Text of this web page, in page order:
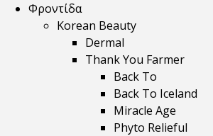
Φροντίδα
Korean Beauty
Dermal
Thank You Farmer
Back To
Back To Iceland
Miracle Age
Phyto Relieful